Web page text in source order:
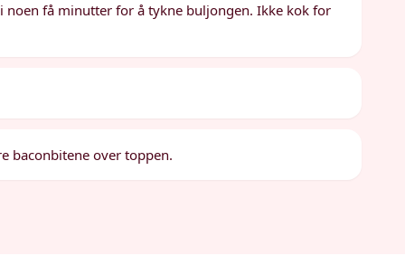
få minutter for å tykne buljongen. Ikke kok for
baconbitene over toppen.